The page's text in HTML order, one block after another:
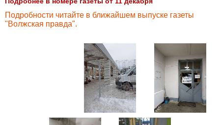
Подробности читайте в ближайшем выпуске газеты
"Волжская правда".